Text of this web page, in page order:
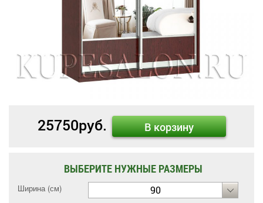
25750руб. В корзину
ВЫБЕРИТЕ НУЖНЫЕ РАЗМЕРЫ
Ширина (см) 90